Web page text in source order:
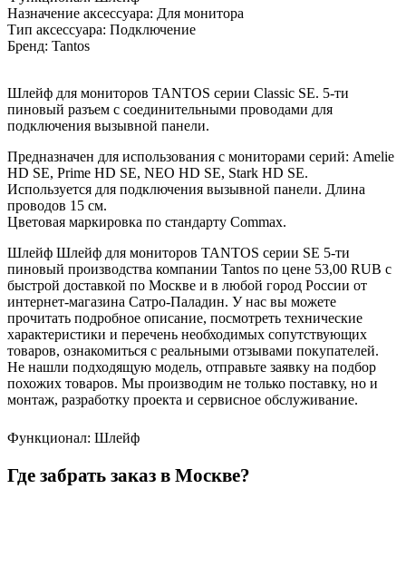
Назначение аксессуара: Для монитора
Тип аксессуара: Подключение
Бренд: Tantos
Шлейф для мониторов TANTOS серии Classic SE. 5-ти
пиновый разъем c соединительными проводами для
подключения вызывной панели.
Предназначен для использования с мониторами серий: Amelie
HD SE, Prime HD SE, NEO HD SE, Stark HD SE.
Используется для подключения вызывной панели. Длина
проводов 15 см.
Цветовая маркировка по стандарту Commax.
Шлейф Шлейф для мониторов TANTOS серии SE 5-ти
пиновый производства компании Tantos по цене 53,00 RUB с
быстрой доставкой по Москве и в любой город России от
интернет-магазина Сатро-Паладин. У нас вы можете
прочитать подробное описание, посмотреть технические
характеристики и перечень необходимых сопутствующих
товаров, ознакомиться с реальными отзывами покупателей.
Не нашли подходящую модель, отправьте заявку на подбор
похожих товаров. Мы производим не только поставку, но и
монтаж, разработку проекта и сервисное обслуживание.
Функционал: Шлейф
Где забрать заказ в Москве?